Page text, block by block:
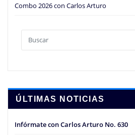
Combo 2026 con Carlos Arturo
ÚLTIMAS NOTICIAS
Infórmate con Carlos Arturo No. 630